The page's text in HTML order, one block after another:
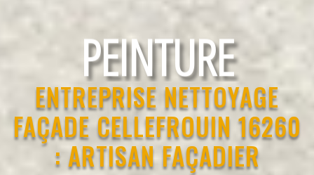
RAVALEMENT
ENTREPRISE NETTOYAGE
FAÇADE CELLEFROUIN 16260
: ARTISAN FAÇADIER